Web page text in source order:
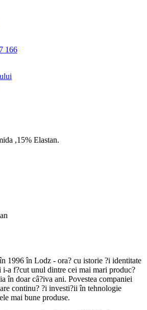
166
,15% Elastan.
1996 în Lodz - ora? cu istorie ?i identitate
i-a f?cut unul dintre cei mai mari produc?
în doar câ?iva ani. Povestea companiei
continu? ?i investi?ii în tehnologie
mai bune produse.